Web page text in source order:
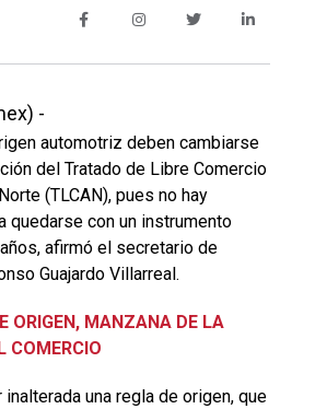
-
automotriz deben cambiarse
del Tratado de Libre Comercio
(TLCAN), pues no hay
quedarse con un instrumento
afirmó el secretario de
Guajardo Villarreal.
ORIGEN, MANZANA DE LA
COMERCIO
inalterada una regla de origen, que